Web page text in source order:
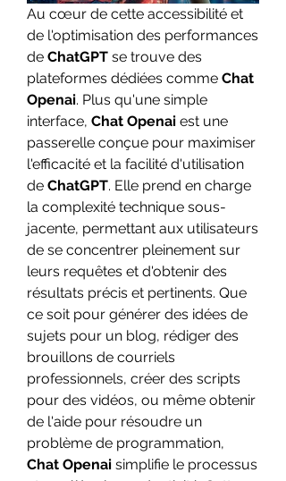
Au cœur de cette accessibilité et
de l'optimisation des performances
de ChatGPT se trouve des
plateformes dédiées comme Chat
Openai. Plus qu'une simple
interface, Chat Openai est une
passerelle conçue pour maximiser
l'efficacité et la facilité d'utilisation
de ChatGPT. Elle prend en charge
la complexité technique sous-
jacente, permettant aux utilisateurs
de se concentrer pleinement sur
leurs requêtes et d'obtenir des
résultats précis et pertinents. Que
ce soit pour générer des idées de
sujets pour un blog, rédiger des
brouillons de courriels
professionnels, créer des scripts
pour des vidéos, ou même obtenir
de l'aide pour résoudre un
Chat Openai simplifie le processus